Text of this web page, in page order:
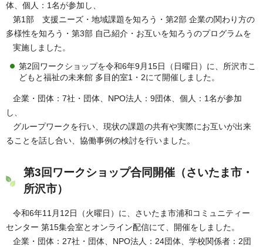
体、個人：1名が参加し、
第1部 支援ニーズ・地域課題を知ろう・第2部 企業の関わり方の
多様性を知ろう・第3部 自己紹介・お互いを知ろうのプログラムを
実施しました。
第2回ワークショップを令和6年9月15日（日曜日）に、所沢市こ
どもと福祉の未来館 多目的室1・2にて開催しました。
企業・団体：7社・団体、NPO法人：9団体、個人：1名が参加
し、
グループワークを行い、現状の課題の共有や実際にお互いが出来
ることを話し合い、協働事例の検討を行いました。
第3回ワークショップ合同開催（さいたま市・
所沢市）
令和6年11月12日（火曜日）に、さいたま市浦和コミュニティー
センター 第15集会室とオンライン配信にて、開催をしました。
企業・団体：27社・団体、NPO法人：24団体、学校関係者：2団